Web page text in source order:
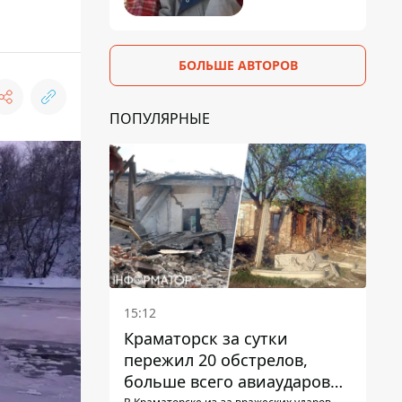
БОЛЬШЕ АВТОРОВ
ПОПУЛЯРНЫЕ
15:12
Краматорск за сутки
пережил 20 обстрелов,
больше всего авиаударов